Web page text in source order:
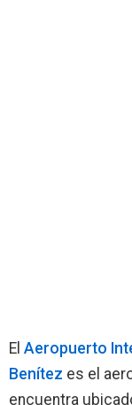
El Aeropuerto
Benítez es el
encuentra